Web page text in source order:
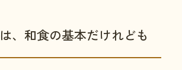
、和食の基本だけれども